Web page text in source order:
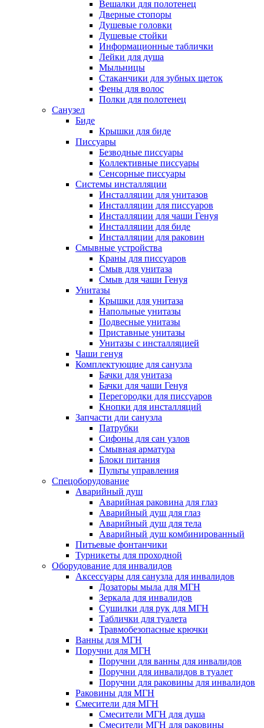
Вешалки для полотенец
Дверные стопоры
Душевые головки
Душевые стойки
Информационные таблички
Лейки для душа
Мыльницы
Стаканчики для зубных щеток
Фены для волос
Полки для полотенец
Санузел
Биде
Крышки для биде
Писсуары
Безводные писсуары
Коллективные писсуары
Сенсорные писсуары
Системы инсталляции
Инсталляции для унитазов
Инсталляции для писсуаров
Инсталляции для чаши Генуя
Инсталляции для биде
Инсталляции для раковин
Смывные устройства
Краны для писсуаров
Смыв для унитаза
Смыв для чаши Генуя
Унитазы
Крышки для унитаза
Напольные унитазы
Подвесные унитазы
Приставные унитазы
Унитазы с инсталляцией
Чаши генуя
Комплектующие для санузла
Бачки для унитаза
Бачки для чаши Генуя
Перегородки для писсуаров
Кнопки для инсталляций
Запчасти дли санузла
Патрубки
Сифоны для сан узлов
Смывная арматура
Блоки питания
Пульты управления
Спецоборудование
Аварийный душ
Аварийная раковина для глаз
Аварийный душ для глаз
Аварийный душ для тела
Аварийный душ комбинированный
Питьевые фонтанчики
Турникеты для проходной
Оборудование для инвалидов
Аксессуары для санузла для инвалидов
Дозаторы мыла для МГН
Зеркала для инвалидов
Сушилки для рук для МГН
Таблички для туалета
Травмобезопасные крючки
Ванны для МГН
Поручни для МГН
Поручни для ванны для инвалидов
Поручни для инвалидов в туалет
Поручни для раковины для инвалидов
Раковины для МГН
Смесители для МГН
Смесители МГН для душа
Смесители МГН для раковины